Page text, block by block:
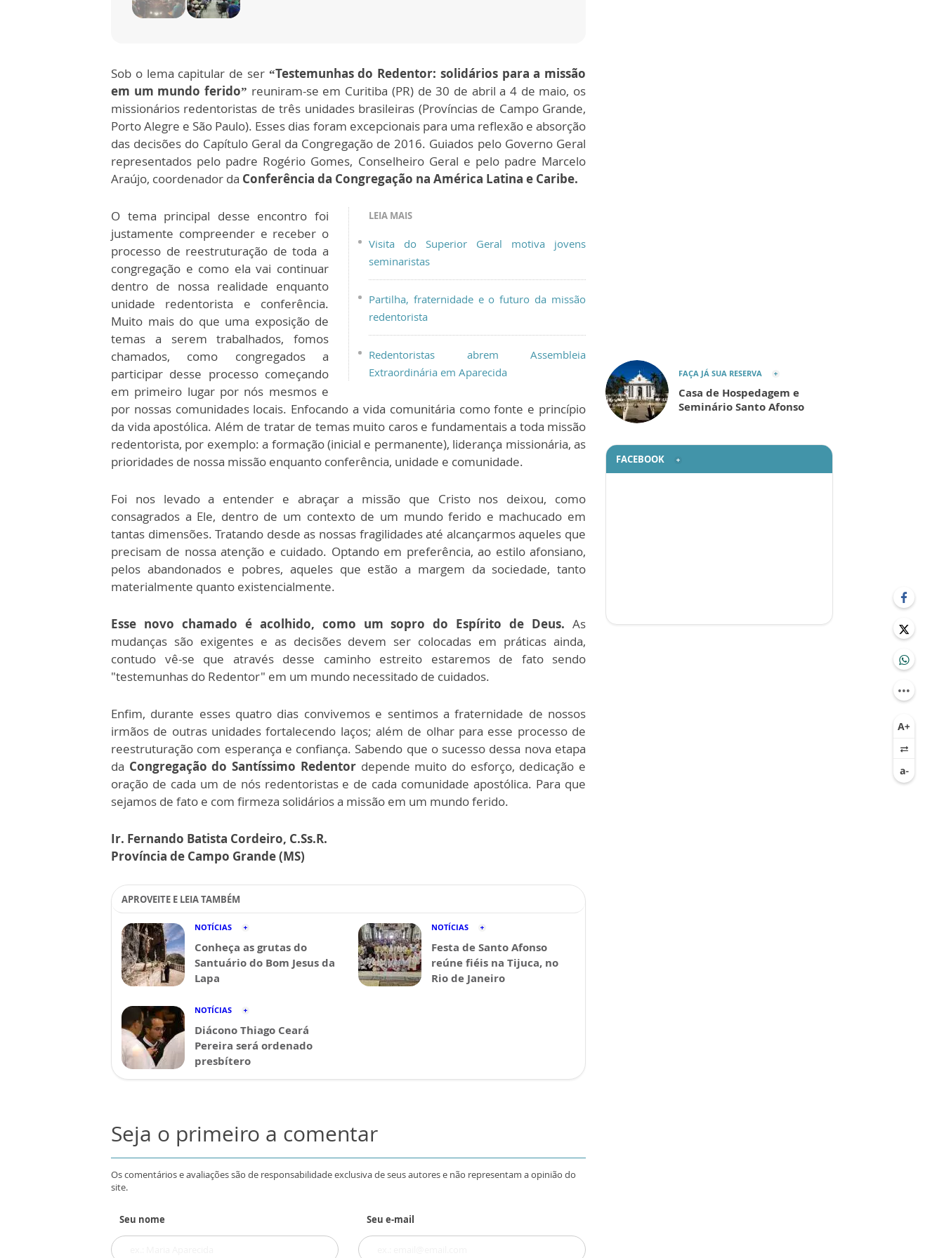
Sob o lema capitular de ser “Testemunhas do Redentor: solidários para a missão
em um mundo ferido” reuniram-se em Curitiba (PR) de 30 de abril a 4 de maio, os
missionários redentoristas de três unidades brasileiras (Províncias de Campo Grande,
Porto Alegre e São Paulo). Esses dias foram excepcionais para uma reflexão e absorção
das decisões do Capítulo Geral da Congregação de 2016. Guiados pelo Governo Geral
representados pelo padre Rogério Gomes, Conselheiro Geral e pelo padre Marcelo
Araújo, coordenador da Conferência da Congregação na América Latina e Caribe.
LEIA MAIS
Visita do Superior Geral motiva jovens
seminaristas
Partilha, fraternidade e o futuro da missão
redentorista
Redentoristas abrem Assembleia
Extraordinária em Aparecida
O tema principal desse encontro foi
justamente compreender e receber o
processo de reestruturação de toda a
congregação e como ela vai continuar
dentro de nossa realidade enquanto
unidade redentorista e conferência.
Muito mais do que uma exposição de
temas a serem trabalhados, fomos
chamados, como congregados a
participar desse processo começando
em primeiro lugar por nós mesmos e
por nossas comunidades locais. Enfocando a vida comunitária como fonte e princípio
da vida apostólica. Além de tratar de temas muito caros e fundamentais a toda missão
redentorista, por exemplo: a formação (inicial e permanente), liderança missionária, as
prioridades de nossa missão enquanto conferência, unidade e comunidade.
Foi nos levado a entender e abraçar a missão que Cristo nos deixou, como
consagrados a Ele, dentro de um contexto de um mundo ferido e machucado em
tantas dimensões. Tratando desde as nossas fragilidades até alcançarmos aqueles que
precisam de nossa atenção e cuidado. Optando em preferência, ao estilo afonsiano,
pelos abandonados e pobres, aqueles que estão a margem da sociedade, tanto
materialmente quanto existencialmente.
Esse novo chamado é acolhido, como um sopro do Espírito de Deus. As
mudanças são exigentes e as decisões devem ser colocadas em práticas ainda,
contudo vê-se que através desse caminho estreito estaremos de fato sendo
"testemunhas do Redentor" em um mundo necessitado de cuidados.
Enfim, durante esses quatro dias convivemos e sentimos a fraternidade de nossos
irmãos de outras unidades fortalecendo laços; além de olhar para esse processo de
reestruturação com esperança e confiança. Sabendo que o sucesso dessa nova etapa
da Congregação do Santíssimo Redentor depende muito do esforço, dedicação e
oração de cada um de nós redentoristas e de cada comunidade apostólica. Para que
sejamos de fato e com firmeza solidários a missão em um mundo ferido.
Ir. Fernando Batista Cordeiro, C.Ss.R.
Província de Campo Grande (MS)
APROVEITE E LEIA TAMBÉM
NOTÍCIAS
Conheça as grutas do
Santuário do Bom Jesus da
Lapa
NOTÍCIAS
Festa de Santo Afonso
reúne fiéis na Tijuca, no
Rio de Janeiro
NOTÍCIAS
Diácono Thiago Ceará
Pereira será ordenado
presbítero
Seja o primeiro a comentar
Os comentários e avaliações são de responsabilidade exclusiva de seus autores e não representam a opinião do
site.
Seu nome Seu e-mail
FAÇA JÁ SUA RESERVA
Casa de Hospedagem e
Seminário Santo Afonso
FACEBOOK